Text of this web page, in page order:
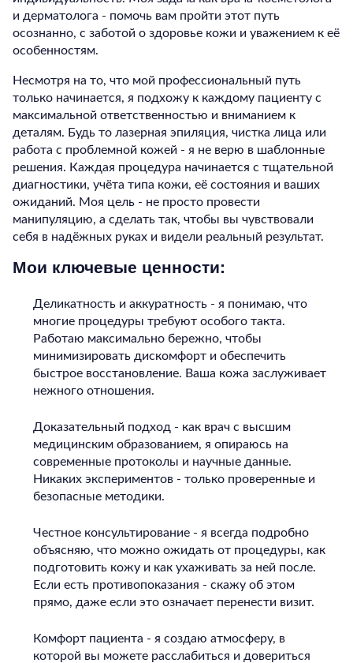
и дерматолога - помочь вам пройти этот путь
осознанно, с заботой о здоровье кожи и уважением к её
особенностям.
Несмотря на то, что мой профессиональный путь
только начинается, я подхожу к каждому пациенту с
максимальной ответственностью и вниманием к
деталям. Будь то лазерная эпиляция, чистка лица или
работа с проблемной кожей - я не верю в шаблонные
решения. Каждая процедура начинается с тщательной
диагностики, учёта типа кожи, её состояния и ваших
ожиданий. Моя цель - не просто провести
манипуляцию, а сделать так, чтобы вы чувствовали
себя в надёжных руках и видели реальный результат.
Мои ключевые ценности:
Деликатность и аккуратность - я понимаю, что
многие процедуры требуют особого такта.
Работаю максимально бережно, чтобы
минимизировать дискомфорт и обеспечить
быстрое восстановление. Ваша кожа заслуживает
нежного отношения.
Доказательный подход - как врач с высшим
медицинским образованием, я опираюсь на
современные протоколы и научные данные.
Никаких экспериментов - только проверенные и
безопасные методики.
Честное консультирование - я всегда подробно
объясняю, что можно ожидать от процедуры, как
подготовить кожу и как ухаживать за ней после.
Если есть противопоказания - скажу об этом
прямо, даже если это означает перенести визит.
Комфорт пациента - я создаю атмосферу, в
которой вы можете расслабиться и довериться